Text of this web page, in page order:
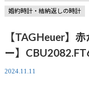
婚約時計・結納返しの時計
【TAGHeuer】
ー】
2024.11.11